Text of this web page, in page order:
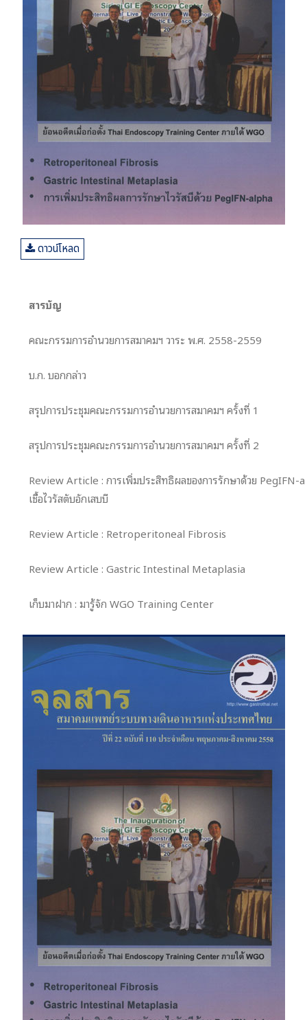
ดาวน์โหลด
สารบัญ
คณะกรรมการอำนวยการสมาคมฯ วาระ พ.ศ. 2558-2559
บ.ก. บอกกล่าว
สรุปการประชุมคณะกรรมการอำนวยการสมาคมฯ ครั้งที่ 1
สรุปการประชุมคณะกรรมการอำนวยการสมาคมฯ ครั้งที่ 2
Review Article : การเพิ่มประสิทธิผลของการรักษาด้วย PegIFN-
เชื้อไวรัสตับอักเสบบี
Review Article : Retroperitoneal Fibrosis
Review Article : Gastric Intestinal Metaplasia
เก็บมาฝาก : มารู้จัก WGO Training Center